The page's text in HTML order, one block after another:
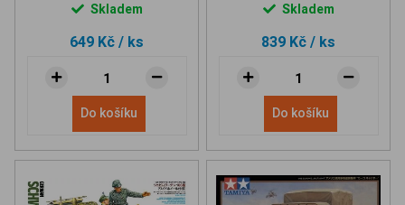
Skladem
649 Kč / ks
Do košíku
Skladem
839 Kč / ks
Do košíku